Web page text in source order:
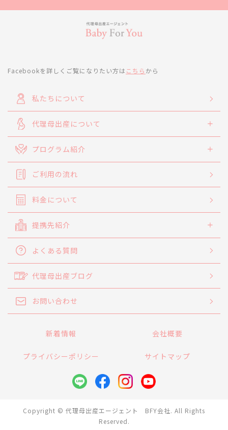
Facebookを詳しくご覧になりたい方は こちら から
私たちについて
代理母出産について
プログラム紹介
ご利用の流れ
料金について
提携先紹介
よくある質問
代理母出産ブログ
お問い合わせ
新着情報 会社概要
プライバシーポリシー サイトマップ
Copyright © 代理母出産エージェント BFY会社. All Rights
Reserved.